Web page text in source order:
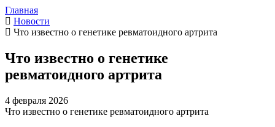
Главная
Новости
Что известно о генетике ревматоидного артрита
Что известно о генетике
ревматоидного артрита
4 февраля 2026
Что известно о генетике ревматоидного артрита